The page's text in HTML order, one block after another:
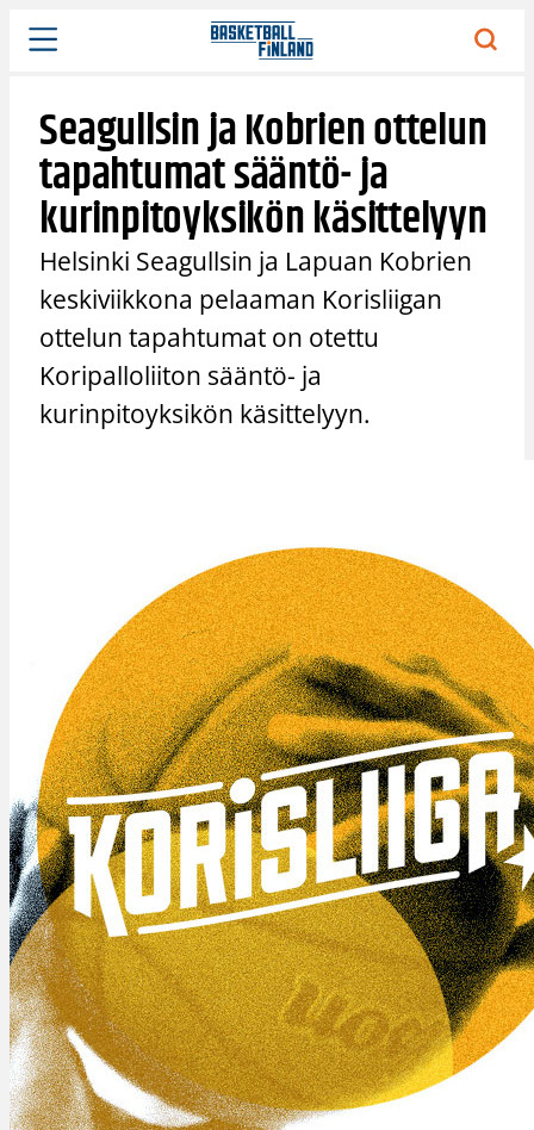
Siirry
sisältöön
Seagullsin ja Kobrien ottelun
tapahtumat sääntö- ja
kurinpitoyksikön käsittelyyn
Helsinki Seagullsin ja Lapuan Kobrien
keskiviikkona pelaaman Korisliigan
ottelun tapahtumat on otettu
Koripalloliiton sääntö- ja
kurinpitoyksikön käsittelyyn.